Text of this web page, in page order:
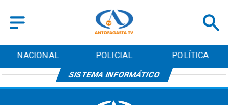
NACIONAL POLICIAL POLÍTICA
SISTEMA INFORMÁTICO